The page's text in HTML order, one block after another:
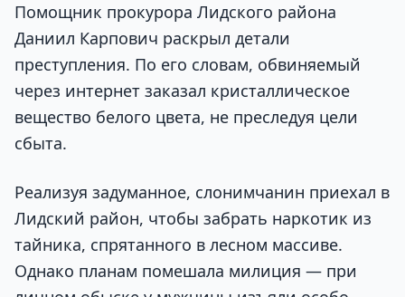
Помощник прокурора Лидского района
Даниил Карпович раскрыл детали
преступления. По его словам, обвиняемый
через интернет заказал кристаллическое
вещество белого цвета, не преследуя цели
сбыта.
Реализуя задуманное, слонимчанин приехал в
Лидский район, чтобы забрать наркотик из
тайника, спрятанного в лесном массиве.
Однако планам помешала милиция — при